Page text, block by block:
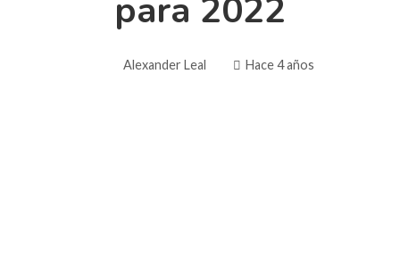
para 2022
Alexander Leal Hace 4 años